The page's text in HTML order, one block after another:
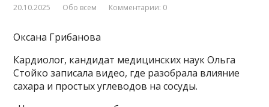
20.10.2025 Обо всем Комментарии: 0
Оксана Грибанова
Кардиолог, кандидат медицинских наук Ольга
Стойко записала видео, где разобрала влияние
сахара и простых углеводов на сосуды.